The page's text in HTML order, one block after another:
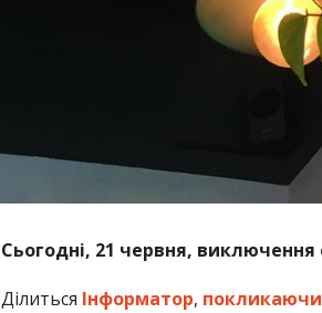
Сьогодні, 21 червня, виключення
Ділиться Інформатор,